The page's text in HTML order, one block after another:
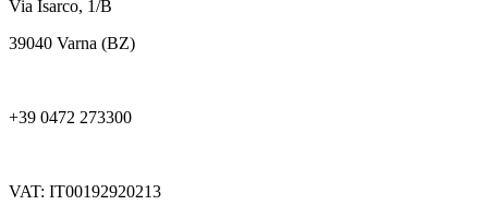
Via Isarco, 1/B
39040 Varna (BZ)
+39 0472 273300
VAT: IT00192920213